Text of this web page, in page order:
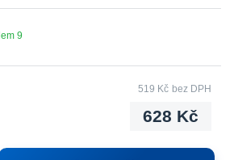
9
628 Kč
519 Kč bez DPH